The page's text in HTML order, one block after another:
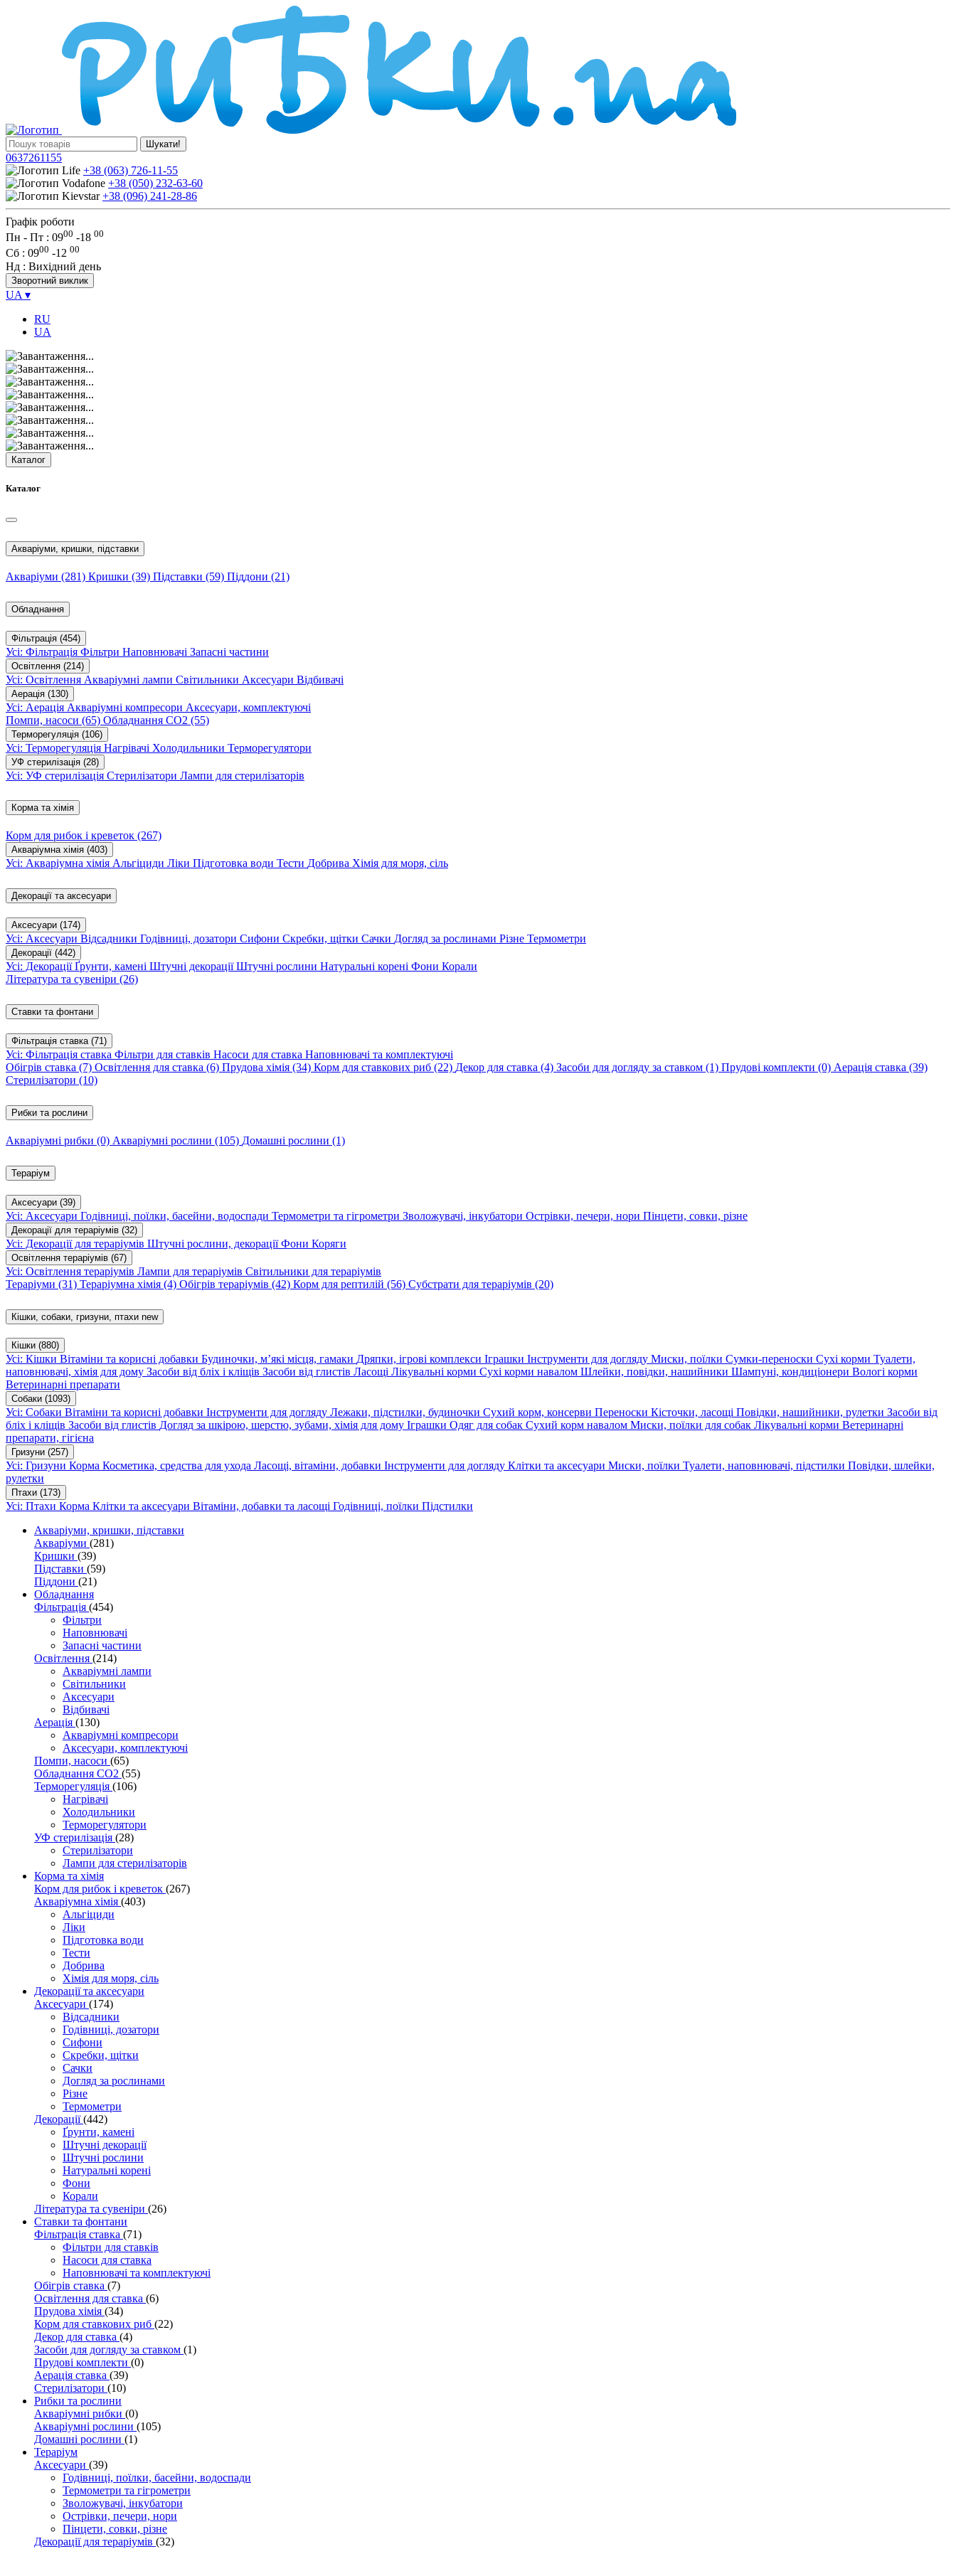
Шукати!
0637261155
+38 (063) 726-11-55
+38 (050) 232-63-60
+38 (096) 241-28-86
Графік роботи
Пн - Пт : 0900 -18 00
Сб : 0900 -12 00
Нд : Вихідний день
Зворотний виклик
UA ▾
RU
UA
Каталог
Каталог
Акваріуми, кришки, підставки
Акваріуми (281) Кришки (39) Підставки (59) Піддони (21)
Обладнання
Фільтрація (454)
Усі: Фільтрація Фільтри Наповнювачі Запасні частини
Освітлення (214)
Усі: Освітлення Акваріумні лампи Світильники Аксесуари Відбивачі
Аерація (130)
Усі: Аерація Акваріумні компресори Аксесуари, комплектуючі
Помпи, насоси (65) Обладнання CO2 (55)
Терморегуляція (106)
Усі: Терморегуляція Нагрівачі Холодильники Терморегулятори
УФ стерилізація (28)
Усі: УФ стерилізація Стерилізатори Лампи для стерилізаторів
Корма та хімія
Корм для рибок і креветок (267)
Акваріумна хімія (403)
Усі: Акваріумна хімія Альгіциди Ліки Підготовка води Тести Добрива Хімія для моря, сіль
Декорації та аксесуари
Аксесуари (174)
Усі: Аксесуари Відсадники Годівниці, дозатори Сифони Скребки, щітки Сачки Догляд за рослинами Різне Термометри
Декорації (442)
Усі: ДекораціїҐрунти, камені Штучні декораціїШтучні рослини Натуральні корені Фони Корали
Література та сувеніри (26)
Ставки та фонтани
Фільтрація ставка (71)
Усі: Фільтрація ставка Фільтри для ставків Насоси для ставка Наповнювачі та комплектуючі
Обігрів ставка (7) Освітлення для ставка (6) Прудова хімія (34) Корм для ставкових риб (22) Декор для ставка (4) Засоби для догляду за ставком (1) Прудові комплекти (0) Аерація ставка (39)
Стерилізатори (10)
Рибки та рослини
Акваріумні рибки (0) Акваріумні рослини (105) Домашні рослини (1)
Тераріум
Аксесуари (39)
Усі: Аксесуари Годівниці, поїлки, басейни, водоспади Термометри та гігрометри Зволожувачі, інкубатори Острівки, печери, нори Пінцети, совки, різне
Декорації для тераріумів (32)
Усі: Декорації для тераріумів Штучні рослини, декораціїФони Коряги
Освітлення тераріумів (67)
Усі: Освітлення тераріумів Лампи для тераріумів Світильники для тераріумів
Тераріуми (31) Тераріумна хімія (4) Обігрів тераріумів (42) Корм для рептилій (56) Субстрати для тераріумів (20)
Кішки, собаки, гризуни, птахи new
Кішки (880)
Усі: Кішки Вітаміни та корисні добавки Будиночки, м’які місця, гамаки Дряпки, ігрові комплекси Іграшки Інструменти для догляду Миски, поїлки Сумки-переноски Сухі корми Туалети,
наповнювачі, хімія для дому Засоби від бліх і кліщів Засоби від глистів Ласощі Лікувальні корми Сухі корми навалом Шлейки, повідки, нашийники Шампуні, кондиціонери Вологі корми
Ветеринарні препарати
Собаки (1093)
Усі: Собаки Вітаміни та корисні добавки Інструменти для догляду Лежаки, підстилки, будиночки Сухий корм, консерви Переноски Кісточки, ласощі Повідки, нашийники, рулетки Засоби від
бліх і кліщів Засоби від глистів Догляд за шкірою, шерстю, зубами, хімія для дому Іграшки Одяг для собак Сухий корм навалом Миски, поїлки для собак Лікувальні корми Ветеринарні
препарати, гігієна
Гризуни (257)
Усі: Гризуни Корма Косметика, средства для ухода Ласощі, вітаміни, добавки Інструменти для догляду Клітки та аксесуари Миски, поїлки Туалети, наповнювачі, підстилки Повідки, шлейки,
рулетки
Птахи (173)
Усі: Птахи Корма Клітки та аксесуари Вітаміни, добавки та ласощі Годівниці, поїлки Підстилки
Акваріуми, кришки, підставки
Акваріуми (281)
Кришки (39)
Підставки (59)
Піддони (21)
Обладнання
Фільтрація (454)
Фільтри
Наповнювачі
Запасні частини
Освітлення (214)
Акваріумні лампи
Світильники
Аксесуари
Відбивачі
Аерація (130)
Акваріумні компресори
Аксесуари, комплектуючі
Помпи, насоси (65)
Обладнання CO2 (55)
Терморегуляція (106)
Нагрівачі
Холодильники
Терморегулятори
УФ стерилізація (28)
Стерилізатори
Лампи для стерилізаторів
Корма та хімія
Корм для рибок і креветок (267)
Акваріумна хімія (403)
Альгіциди
Ліки
Підготовка води
Тести
Добрива
Хімія для моря, сіль
Декорації та аксесуари
Аксесуари (174)
Відсадники
Годівниці, дозатори
Сифони
Скребки, щітки
Сачки
Догляд за рослинами
Різне
Термометри
Декорації(442)
Ґрунти, камені
Штучні декорації
Штучні рослини
Натуральні корені
Фони
Корали
Література та сувеніри (26)
Ставки та фонтани
Фільтрація ставка (71)
Фільтри для ставків
Насоси для ставка
Наповнювачі та комплектуючі
Обігрів ставка (7)
Освітлення для ставка (6)
Прудова хімія (34)
Корм для ставкових риб (22)
Декор для ставка (4)
Засоби для догляду за ставком (1)
Прудові комплекти (0)
Аерація ставка (39)
Стерилізатори (10)
Рибки та рослини
Акваріумні рибки (0)
Акваріумні рослини (105)
Домашні рослини (1)
Тераріум
Аксесуари (39)
Годівниці, поїлки, басейни, водоспади
Термометри та гігрометри
Зволожувачі, інкубатори
Острівки, печери, нори
Пінцети, совки, різне
Декорації для тераріумів (32)